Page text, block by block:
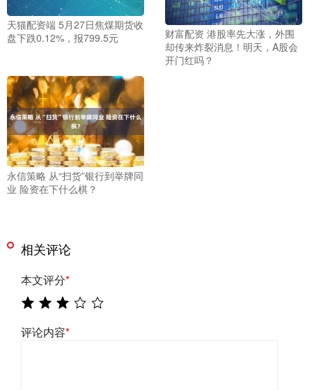
天猫配资端 5月27日焦煤期货收
盘下跌0.12%，报799.5元
财富配资 港股率先大涨，外围
却传来炸裂消息！明天，A股会
开门红吗？
永信策略 从“扫货”银行到举牌同
业 险资在下什么棋？
相关评论
本文评分*
评论内容*